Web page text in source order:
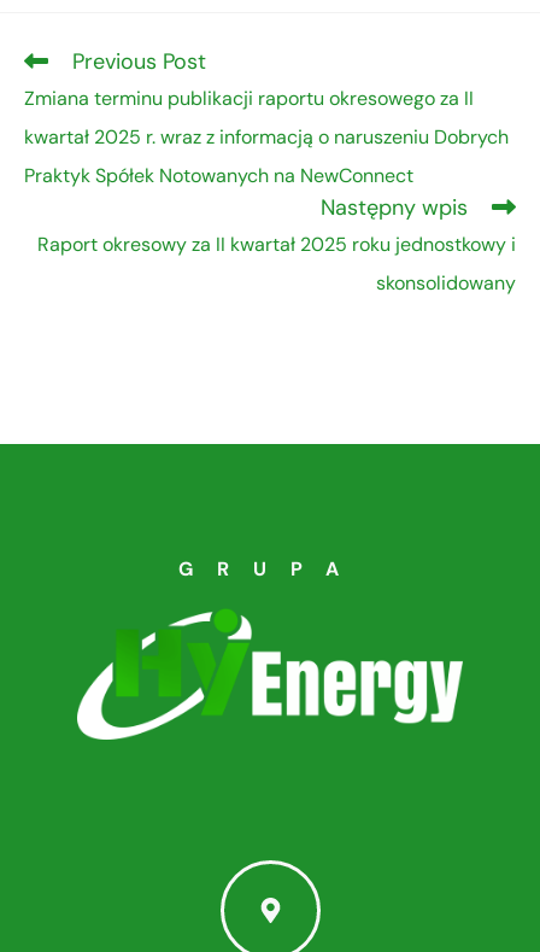
Previous Post
Zmiana terminu publikacji raportu okresowego za II
kwartał 2025 r. wraz z informacją o naruszeniu Dobrych
Praktyk Spółek Notowanych na NewConnect
Następny wpis
Raport okresowy za II kwartał 2025 roku jednostkowy i
skonsolidowany
GRUPA